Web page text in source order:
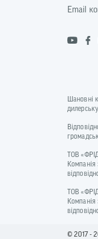
Email
Шановні
ТОВ
Компанія
ТОВ
Компанія
© 2017 -